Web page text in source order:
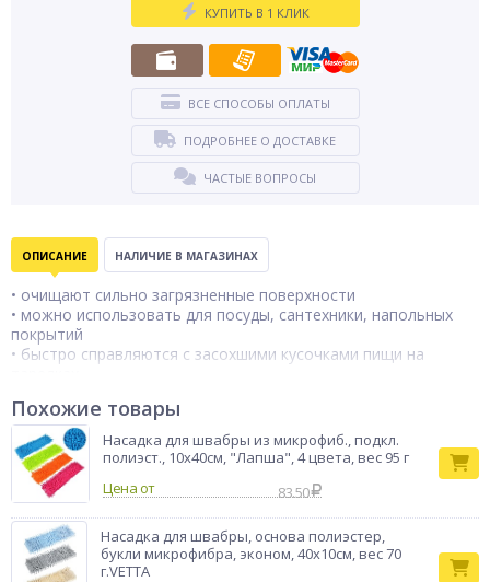
КУПИТЬ В 1 КЛИК
ВСЕ СПОСОБЫ ОПЛАТЫ
ПОДРОБНЕЕ О ДОСТАВКЕ
ЧАСТЫЕ ВОПРОСЫ
ОПИСАНИЕ НАЛИЧИЕ В МАГАЗИНАХ
• очищают сильно загрязненные поверхности
• можно использовать для посуды, сантехники, напольных
покрытий
• быстро справляются с засохшими кусочками пищи на
формах для выпечки
Похожие товары
Насадка для швабры из микрофиб., подкл.
полиэст., 10х40см, "Лапша", 4 цвета, вес 95 г
Цена от
83.50
Насадка для швабры, основа полиэстер,
букли микрофибра, эконом, 40x10см, вес 70
г.VETTA